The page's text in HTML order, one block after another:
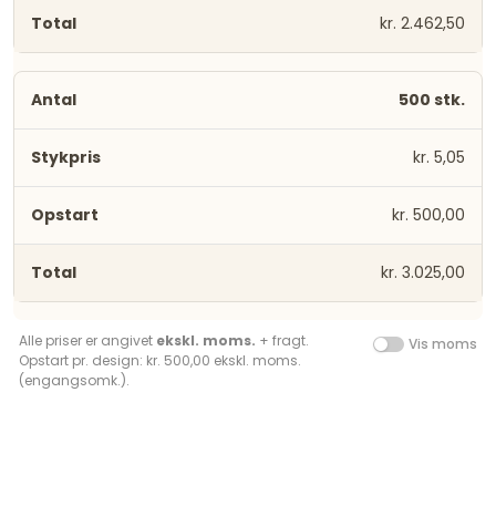
kr. 2.462,50
500 stk.
kr. 5,05
kr. 500,00
kr. 3.025,00
Alle priser er angivet ekskl. moms. + fragt.
Opstart pr. design: kr. 500,00 ekskl. moms.
(engangsomk.).
Vis moms